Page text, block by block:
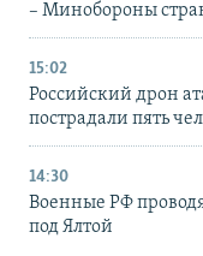
– Минобороны
15:02
Российский дрон
пострадали пять
14:30
Военные РФ
под Ялтой